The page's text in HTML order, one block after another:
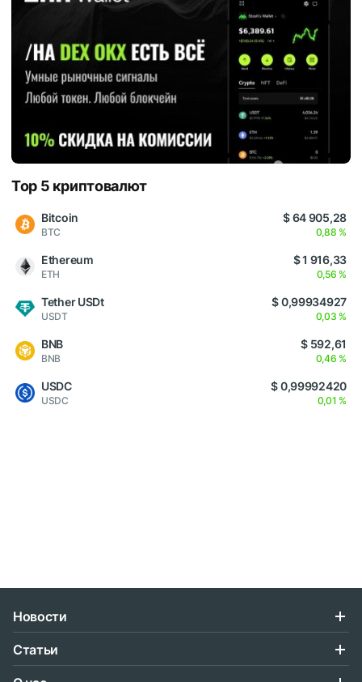
Top 5 криптовалют
Bitcoin
BTC
$ 64 905,28
0,88 %
Ethereum
ETH
$ 1 916,33
0,56 %
Tether USDt
USDT
$ 0,99934927
0,03 %
BNB
BNB
$ 592,61
0,46 %
USDC
USDC
$ 0,99992420
0,01 %
Новости
Статьи